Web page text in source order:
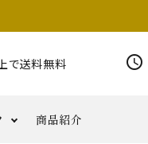
で送料無料 schedule
商品紹介